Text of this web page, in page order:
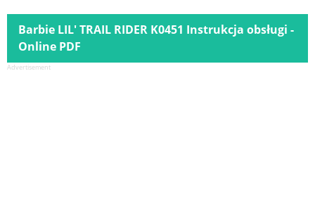
Barbie LIL' TRAIL RIDER K0451 Instrukcja obsługi -
Online PDF
Advertisement